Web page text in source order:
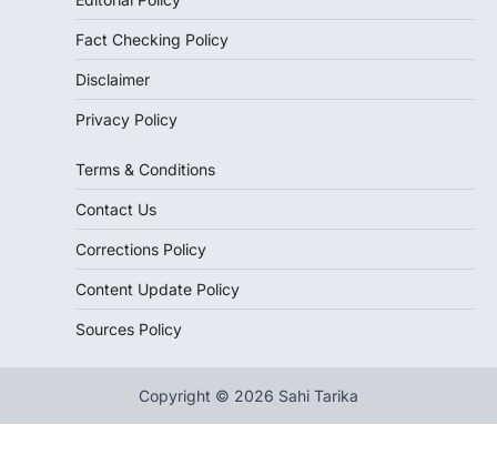
Fact Checking Policy
Disclaimer
Privacy Policy
Terms & Conditions
Contact Us
Corrections Policy
Content Update Policy
Sources Policy